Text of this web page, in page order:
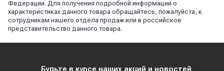
Федерации. Для получения подробной информации о
характеристиках данного товара обращайтесь, пожалуйста, к
сотрудникам нашего отдела продаж или в российское
представительство данного товара.
Будьте в курсе наших акций и новостей